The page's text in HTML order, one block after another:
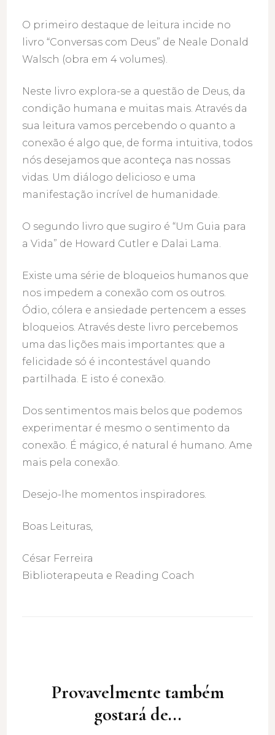
O primeiro destaque de leitura incide no
livro “Conversas com Deus” de Neale Donald
Walsch (obra em 4 volumes).
Neste livro explora-se a questão de Deus, da
condição humana e muitas mais. Através da
sua leitura vamos percebendo o quanto a
conexão é algo que, de forma intuitiva, todos
nós desejamos que aconteça nas nossas
vidas. Um diálogo delicioso e uma
manifestação incrível de humanidade.
O segundo livro que sugiro é “Um Guia para
a Vida” de Howard Cutler e Dalai Lama.
Existe uma série de bloqueios humanos que
nos impedem a conexão com os outros.
Ódio, cólera e ansiedade pertencem a esses
bloqueios. Através deste livro percebemos
uma das lições mais importantes: que a
felicidade só é incontestável quando
partilhada. E isto é conexão.
Dos sentimentos mais belos que podemos
experimentar é mesmo o sentimento da
conexão. É mágico, é natural é humano. Ame
mais pela conexão.
Desejo-lhe momentos inspiradores.
Boas Leituras,
César Ferreira
Biblioterapeuta e Reading Coach
Provavelmente também
gostará de...